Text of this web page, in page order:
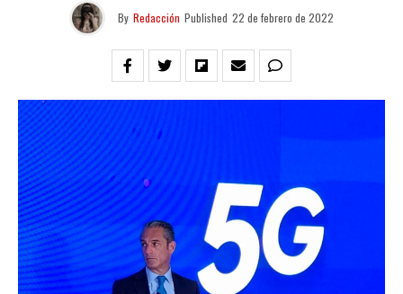
By Redacción Published 22 de febrero de 2022